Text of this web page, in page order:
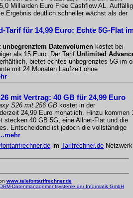
Milliarden Euro Free Cashflow AL.
Ergebnis deutlich schneller wächst als der
Tarif für 14,99 Euro: Echte 5G-Flat
unbegrenztem Datenvolumen kostet bei
als 15 Euro. Der Tarif Unlimited
bietet echtes unbegrenztes 5G im
mit 24 Monaten Laufzeit ohne
mit Vertrag: 40 GB für 24,99 Euro
S26 mit 256 GB kostet in der
24,99 Euro monatlich. Hinzu kommen
stecken 40 GB 5G, eine Allnet-Flat und die
Entscheidend ist jedoch die vollständige
im Tarifrechner.de Netzwerk
www.telefontarifrechner.de
Datenmanagementsysteme der Informatik GmbH